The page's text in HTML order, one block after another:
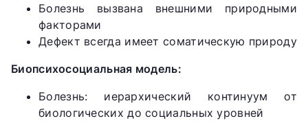
Болезнь вызвана внешними природными
факторами
Дефект всегда имеет соматическую природу
Биопсихосоциальная модель:
Болезнь: иерархический континуум от
биологических до социальных уровней